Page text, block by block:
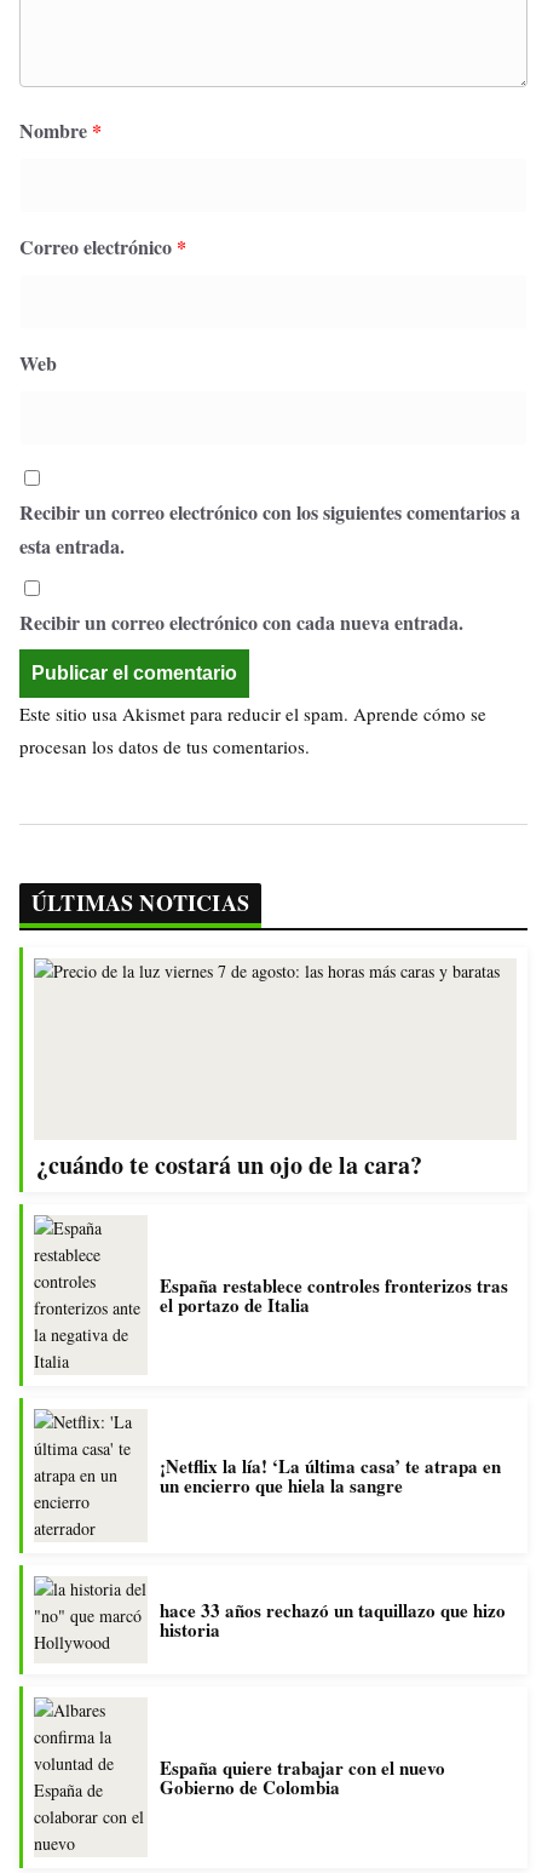
Nombre *
Correo electrónico *
Web
Recibir un correo electrónico con los siguientes comentarios a
esta entrada.
Recibir un correo electrónico con cada nueva entrada.
Este sitio usa Akismet para reducir el spam. Aprende cómo se
procesan los datos de tus comentarios.
ÚLTIMAS NOTICIAS
¿cuándo te costará un ojo de la cara?
España restablece controles fronterizos tras
el portazo de Italia
¡Netflix la lía! ‘La última casa’ te atrapa en
un encierro que hiela la sangre
hace 33 años rechazó un taquillazo que hizo
historia
España quiere trabajar con el nuevo
Gobierno de Colombia